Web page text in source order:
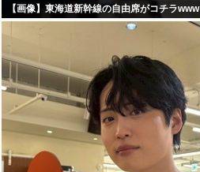
【画像】東海道新幹線の自由席がコチラwww